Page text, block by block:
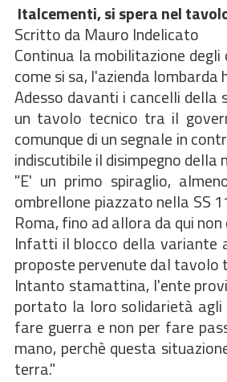
Italcementi, si spera nel
Scritto da Mauro Indelicato
Continua la mobilitazione
come si sa, l'azienda
Adesso davanti i cancelli della
un tavolo tecnico tra il
comunque di un segnale in
indiscutibile il disimpegno
"E' un primo spiraglio,
ombrellone piazzato nella SS
Roma, fino ad allora da qui
Infatti il blocco della variante
proposte pervenute dal tavolo
Intanto stamattina, l'ente
portato la loro solidarietà agli
fare guerra e non per fare
mano, perchè questa
terra."